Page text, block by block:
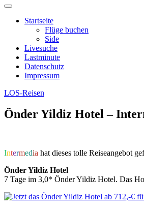
Startseite
Flüge buchen
Side
Livesuche
Lastminute
Datenschutz
Impressum
LOS-Reisen
Önder Yildiz Hotel –
Intermedia hat dieses tolle Reiseangebot
Önder Yildiz Hotel
7 Tage im 3,0* Önder Yildiz Hotel. Das